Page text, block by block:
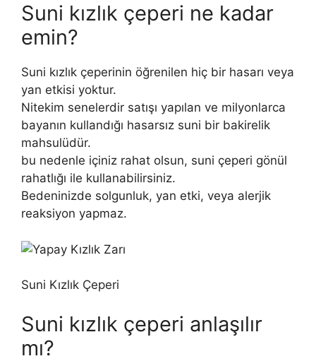
Suni kızlık çeperi ne kadar
emin?
Suni kızlık çeperinin öğrenilen hiç bir hasarı veya
yan etkisi yoktur.
Nitekim senelerdir satışı yapılan ve milyonlarca
bayanın kullandığı hasarsız suni bir bakirelik
mahsulüdür.
bu nedenle içiniz rahat olsun, suni çeperi gönül
rahatlığı ile kullanabilirsiniz.
Bedeninizde solgunluk, yan etki, veya alerjik
reaksiyon yapmaz.
Suni Kızlık Çeperi
Suni kızlık çeperi anlaşılır
mı?